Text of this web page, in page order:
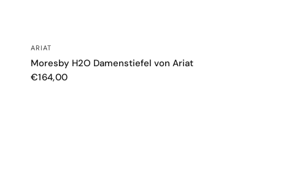
ARIAT
Moresby H2O Damenstiefel von Ariat
€164,00